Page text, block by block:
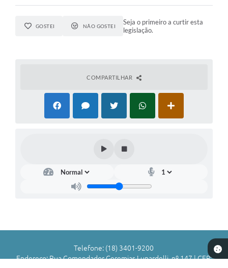
GOSTEI NÃO GOSTEI
Seja o primeiro a curtir esta
legislação.
COMPARTILHAR
Telefone: (18) 3401-9200
Endereço: Rua Comendador Geremias Lunardelli, nº 147 | CEP: